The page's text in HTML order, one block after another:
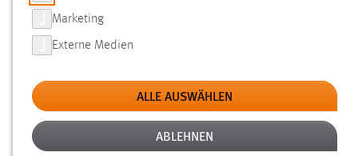
FILTER
Typ
Erstellungsdatum
Marketing
Externe Medien
ALLE AUSWÄHLEN
ABLEHNEN